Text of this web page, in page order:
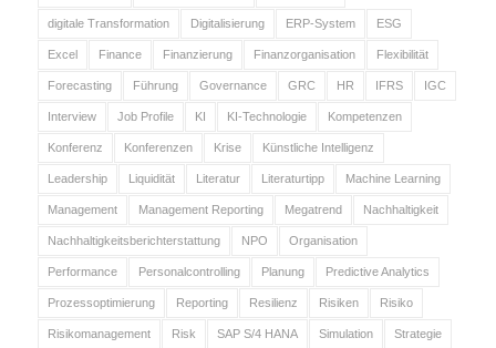
digitale Transformation Digitalisierung ERP-System ESG
Excel Finance Finanzierung Finanzorganisation Flexibilität
Forecasting Führung Governance GRC HR IFRS IGC
Interview Job Profile KI KI-Technologie Kompetenzen
Konferenz Konferenzen Krise Künstliche Intelligenz
Leadership Liquidität Literatur Literaturtipp Machine Learning
Management Management Reporting Megatrend Nachhaltigkeit
Nachhaltigkeitsberichterstattung NPO Organisation
Performance Personalcontrolling Planung Predictive Analytics
Prozessoptimierung Reporting Resilienz Risiken Risiko
Risikomanagement Risk SAP S/4 HANA Simulation Strategie